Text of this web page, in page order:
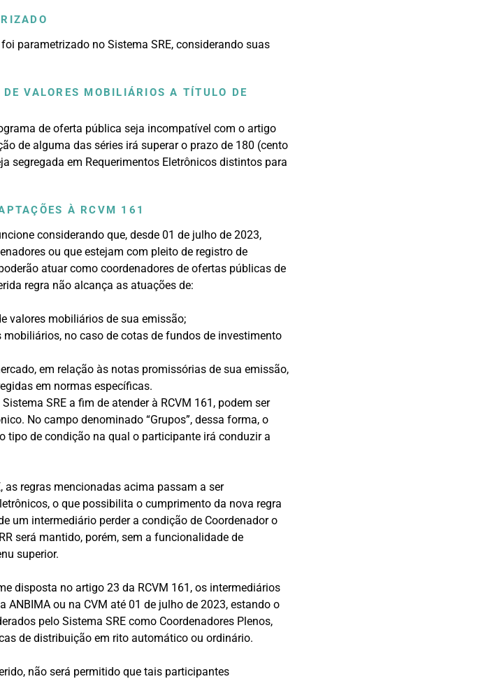
parametrizado no Sistema SRE, considerando suas
VALORES MOBILIÁRIOS A TÍTULO DE
de oferta pública seja incompatível com o artigo
de alguma das séries irá superar o prazo de 180 (cento
segregada em Requerimentos Eletrônicos distintos para
À RCVM 161
considerando que, desde 01 de julho de 2023,
ou que estejam com pleito de registro de
atuar como coordenadores de ofertas públicas de
regra não alcança as atuações de:
valores mobiliários de sua emissão;
no caso de cotas de fundos de investimento
em relação às notas promissórias de sua emissão,
em normas específicas.
SRE a fim de atender à RCVM 161, podem ser
No campo denominado “Grupos”, dessa forma, o
tipo de condição na qual o participante irá conduzir a
regras mencionadas acima passam a ser
o que possibilita o cumprimento da nova regra
um intermediário perder a condição de Coordenador o
será mantido, porém, sem a funcionalidade de
superior.
disposta no artigo 23 da RCVM 161, os intermediários
ou na CVM até 01 de julho de 2023, estando o
pelo Sistema SRE como Coordenadores Plenos,
de distribuição em rito automático ou ordinário.
não será permitido que tais participantes